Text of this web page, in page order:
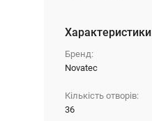
Характеристики
Бренд:
Novatec
Кількість отворів:
36